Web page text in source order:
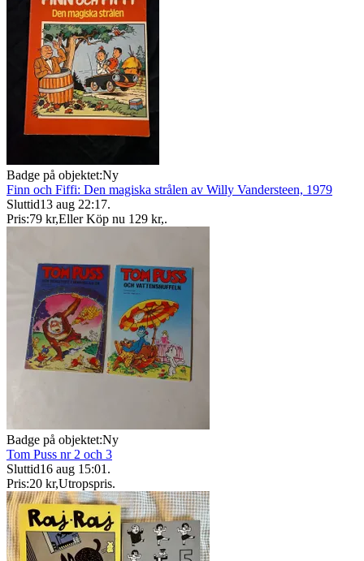
Badge på objektet:Ny
Finn och Fiffi: Den magiska strålen av Willy Vandersteen, 1979
Sluttid13 aug 22:17.
Pris:79 kr,Eller Köp nu 129 kr,.
Badge på objektet:Ny
Tom Puss nr 2 och 3
Sluttid16 aug 15:01 .
Pris:20 kr,Utropspris.